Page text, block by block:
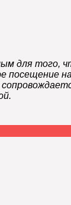
для того,
посещение